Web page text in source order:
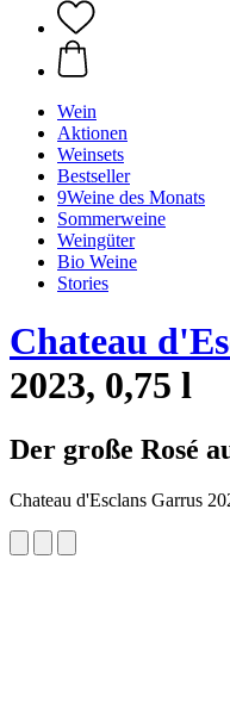
Wein
Aktionen
Weinsets
Bestseller
9Weine des Monats
Sommerweine
Weingüter
Bio Weine
Stories
Chateau
2023, 0,75 l
Der große Rosé
Chateau d'Esclans Garrus